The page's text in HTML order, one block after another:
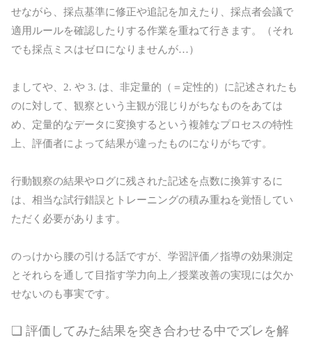
せながら、採点基準に修正や追記を加えたり、採点者会議で
適用ルールを確認したりする作業を重ねて行きます。（それ
でも採点ミスはゼロになりませんが…）
ましてや、2. や 3. は、非定量的（＝定性的）に記述されたも
のに対して、観察という主観が混じりがちなものをあては
め、定量的なデータに変換するという複雑なプロセスの特性
上、評価者によって結果が違ったものになりがちです。
行動観察の結果やログに残された記述を点数に換算するに
は、相当な試行錯誤とトレーニングの積み重ねを覚悟してい
ただく必要があります。
のっけから腰の引ける話ですが、学習評価／指導の効果測定
とそれらを通して目指す学力向上／授業改善の実現には欠か
せないのも事実です。
❏ 評価してみた結果を突き合わせる中でズレを解